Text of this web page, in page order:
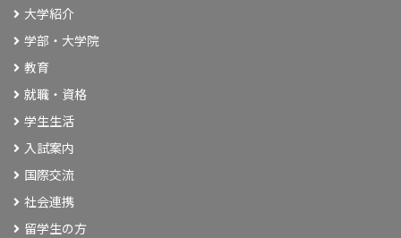
大学紹介
学部・大学院
教育
就職・資格
学生生活
入試案内
国際交流
社会連携
留学生の方